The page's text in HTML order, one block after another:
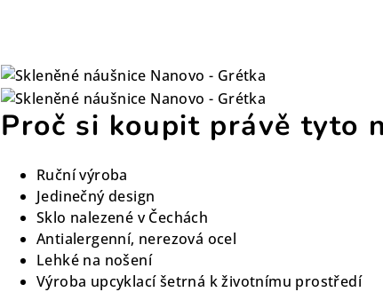
Proč si koupit právě tyto
Ruční výroba
Jedinečný design
Sklo nalezené v Čechách
Antialergenní, nerezová ocel
Lehké na nošení
Výroba upcyklací šetrná k životnímu prostředí